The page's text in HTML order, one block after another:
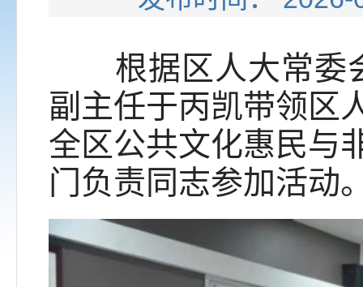
根据区人大常委会
副主任于丙凯带领区
全区公共文化惠民与
门负责同志参加活动